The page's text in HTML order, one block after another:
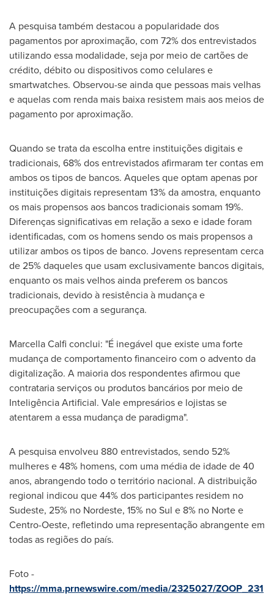
A pesquisa também destacou a popularidade dos
pagamentos por aproximação, com 72% dos entrevistados
utilizando essa modalidade, seja por meio de cartões de
crédito, débito ou dispositivos como celulares e
smartwatches. Observou-se ainda que pessoas mais velhas
e aquelas com renda mais baixa resistem mais aos meios de
pagamento por aproximação.
Quando se trata da escolha entre instituições digitais e
tradicionais, 68% dos entrevistados afirmaram ter contas em
ambos os tipos de bancos. Aqueles que optam apenas por
instituições digitais representam 13% da amostra, enquanto
os mais propensos aos bancos tradicionais somam 19%.
Diferenças significativas em relação a sexo e idade foram
identificadas, com os homens sendo os mais propensos a
utilizar ambos os tipos de banco. Jovens representam cerca
de 25% daqueles que usam exclusivamente bancos digitais,
enquanto os mais velhos ainda preferem os bancos
tradicionais, devido à resistência à mudança e
preocupações com a segurança.
Marcella Calfi conclui: "É inegável que existe uma forte
mudança de comportamento financeiro com o advento da
digitalização. A maioria dos respondentes afirmou que
contrataria serviços ou produtos bancários por meio de
Inteligência Artificial. Vale empresários e lojistas se
atentarem a essa mudança de paradigma".
A pesquisa envolveu 880 entrevistados, sendo 52%
mulheres e 48% homens, com uma média de idade de 40
anos, abrangendo todo o território nacional. A distribuição
regional indicou que 44% dos participantes residem no
Sudeste, 25% no Nordeste, 15% no Sul e 8% no Norte e
Centro-Oeste, refletindo uma representação abrangente em
todas as regiões do país.
Foto -
https://mma.prnewswire.com/media/2325027/ZOOP_231